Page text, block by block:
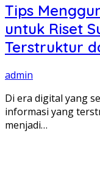
Tips
untuk Riset
Terstruktur
admin
Di era digital yang
informasi yang
menjadi…